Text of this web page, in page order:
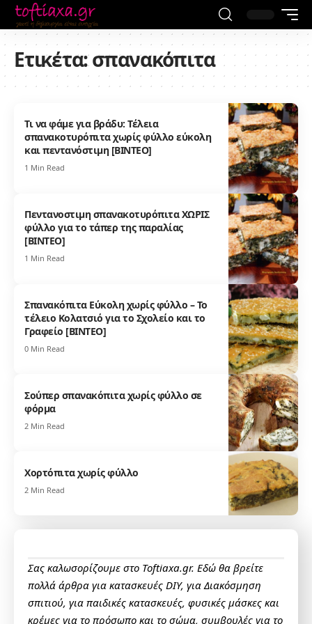
Ετικέτα:σπανακόπιτα
Τι να φάμε για βράδυ: Τέλεια
σπανακοτυρόπιτα χωρίς φύλλο εύκολη
και πεντανόστιμη [ΒΙΝΤΕΟ]
1 Min Read
Πεντανοστιμη σπανακοτυρόπιτα ΧΩΡΙΣ
φύλλο για το τάπερ της παραλίας
[ΒΙΝΤΕΟ]
1 Min Read
Σπανακόπιτα Εύκολη χωρίς φύλλο – Το
τέλειο Κολατσιό για το Σχολείο και το
Γραφείο [ΒΙΝΤΕΟ]
0 Min Read
Σούπερ σπανακόπιτα χωρίς φύλλο σε
φόρμα
2 Min Read
Χορτόπιτα χωρίς φύλλο
2 Min Read
Σας καλωσορίζουμε στο Toftiaxa.gr. Εδώ θα βρείτε
πολλά άρθρα για κατασκευές DIY, για Διακόσμηση
σπιτιού, για παιδικές κατασκευές, φυσικές μάσκες και
κρέμες για το πρόσωπο και το σώμα, συμβουλές για το